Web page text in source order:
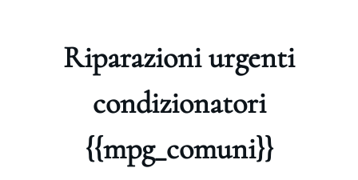
Riparazioni urgenti
condizionatori
{{mpg_comuni}}